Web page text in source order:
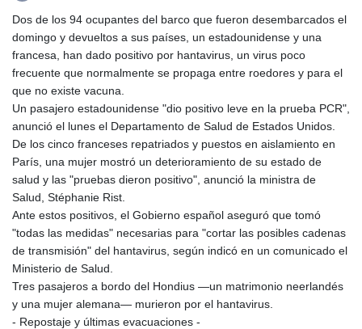
GTQ 8.794891
GYD 241.157003
HKD 9.067746
HNL 30.895616
HTG 150.718127
IDR
ILS 3.468234
INR 110.076256
1509.981237
ISK 142.598215
Dos de los 94 ocupantes del barco que fueron desembarcados el
domingo y devueltos a sus países, un estadounidense y una
francesa, han dado positivo por hantavirus, un virus poco
frecuente que normalmente se propaga entre roedores y para el
que no existe vacuna.
Un pasajero estadounidense "dio positivo leve en la prueba PCR",
anunció el lunes el Departamento de Salud de Estados Unidos.
De los cinco franceses repatriados y puestos en aislamiento en
París, una mujer mostró un deterioramiento de su estado de
salud y las "pruebas dieron positivo", anunció la ministra de
Salud, Stéphanie Rist.
Ante estos positivos, el Gobierno español aseguró que tomó
"todas las medidas" necesarias para "cortar las posibles cadenas
de transmisión" del hantavirus, según indicó en un comunicado el
Ministerio de Salud.
Tres pasajeros a bordo del Hondius —un matrimonio neerlandés
y una mujer alemana— murieron por el hantavirus.
- Repostaje y últimas evacuaciones -